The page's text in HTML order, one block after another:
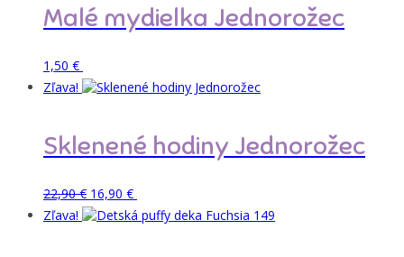
Malé mydielka Jednorožec
1,50 €
Zľava!
Sklenené hodiny Jednorožec
22,90€ Pôvodná
cena
bola:
16,90 €Aktuálna
cena
je:
Zľava!